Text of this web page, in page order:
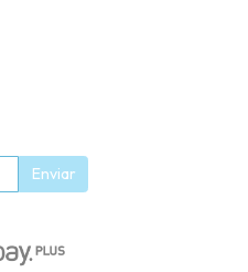
Enviar